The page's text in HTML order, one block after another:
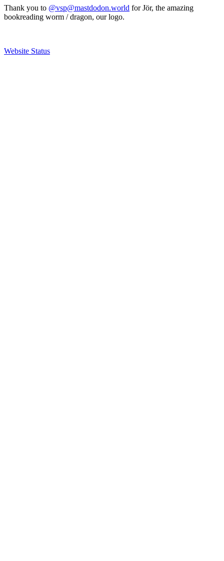
Thank you to @vsp@mastdodon.world for Jör, the amazing
bookreading worm / dragon, our logo.
Website Status